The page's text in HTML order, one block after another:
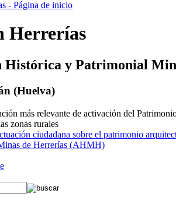
Herrerías
Histórica y Patrimonial
(Huelva)